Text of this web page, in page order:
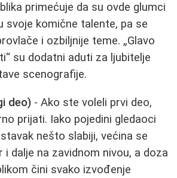
primećuje da su ovde glumci
svoje komične talente, pa se
i ozbiljnije teme. „Glavo
su dodatni aduti za ljubitelje
scenografije.
deo) - Ako ste voleli prvi deo,
prijati. Iako pojedini gledaoci
nešto slabiji, većina se
i dalje na zavidnom nivou, a doza
čini svako izvođenje